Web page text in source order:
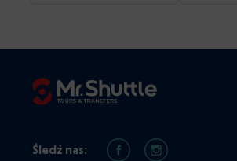
Śledź nas: